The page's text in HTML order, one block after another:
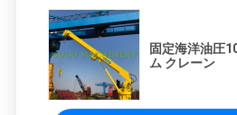
固定海洋油圧
ム クレーン